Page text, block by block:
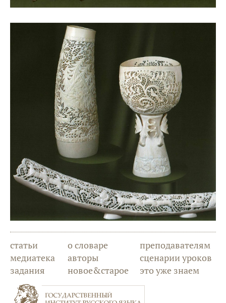
статьи
медиатека
задания
о словаре
авторы
новое&старое
преподавателям
сценарии уроков
это уже знаем